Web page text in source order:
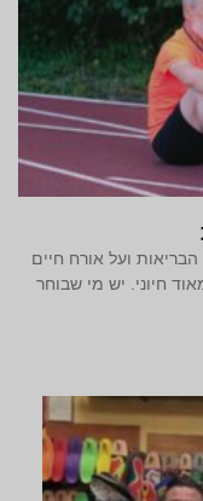
ועל אורח חיים
חיוני. יש מי שבוחר